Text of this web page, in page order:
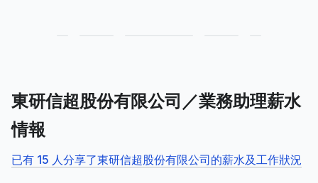
東研信超股份有限公司／業務助理薪水
情報
已有 15 人分享了東研信超股份有限公司的薪水及工作狀況